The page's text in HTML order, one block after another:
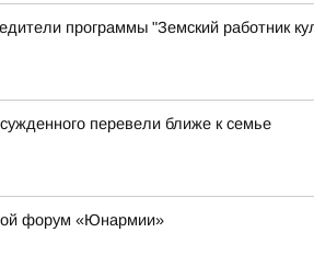
программы "Земский работник
перевели ближе к семье
форум «Юнармии»